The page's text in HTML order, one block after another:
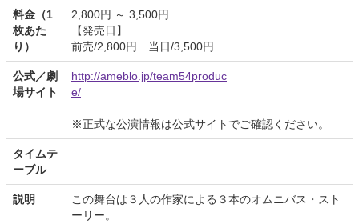
料金（1
枚あた
り）
2,800円 ～ 3,500円
【発売日】
前売/2,800円 当日/3,500円
公式／劇
場サイト
http://ameblo.jp/team54produc
e/
※正式な公演情報は公式サイトでご確認ください。
タイムテ
ーブル
説明
この舞台は３人の作家による３本のオムニバス・スト
ーリー。